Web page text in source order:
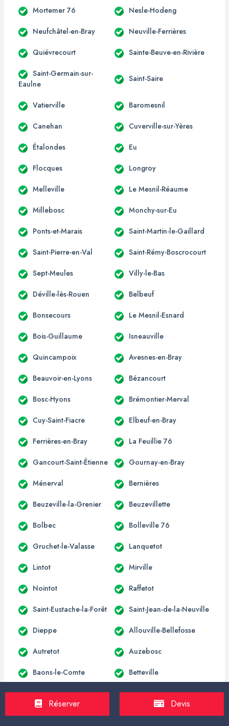
Mortemer 76 Nesle-Hodeng
Neufchâtel-en-Bray Neuville-Ferrières
Quiévrecourt Sainte-Beuve-en-Rivière
Saint-Germain-sur-
Eaulne
Saint-Saire
Vatierville Baromesnil
Canehan Cuverville-sur-Yères
Étalondes Eu
Flocques Longroy
Melleville Le Mesnil-Réaume
Millebosc Monchy-sur-Eu
Ponts-et-Marais Saint-Martin-le-Gaillard
Saint-Pierre-en-Val Saint-Rémy-Boscrocourt
Sept-Meules Villy-le-Bas
Déville-lès-Rouen Belbeuf
Bonsecours Le Mesnil-Esnard
Bois-Guillaume Isneauville
Quincampoix Avesnes-en-Bray
Beauvoir-en-Lyons Bézancourt
Bosc-Hyons Brémontier-Merval
Cuy-Saint-Fiacre Elbeuf-en-Bray
Ferrières-en-Bray La Feuillie 76
Gancourt-Saint-Étienne Gournay-en-Bray
Ménerval Bernières
Beuzeville-la-Grenier Beuzevillette
Bolbec Bolleville 76
Gruchet-le-Valasse Lanquetot
Lintot Mirville
Nointot Raffetot
Saint-Eustache-la-Forêt Saint-Jean-de-la-Neuville
Dieppe Allouville-Bellefosse
Autretot Auzebosc
Baons-le-Comte Betteville
Blacqueville Bois-Himont
Carville-la-Folletière Croix-Mare
Réserver Devis